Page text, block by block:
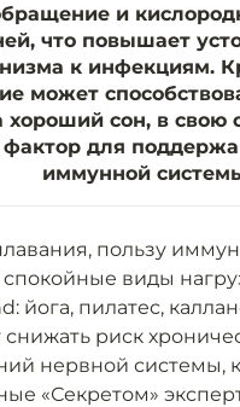
и
что повышает
к инфекциям.
может
хороший сон, в свою
для
иммунной
пользу
спокойные виды
йога, пилатес,
риск
нервной системы,
«Секретом»